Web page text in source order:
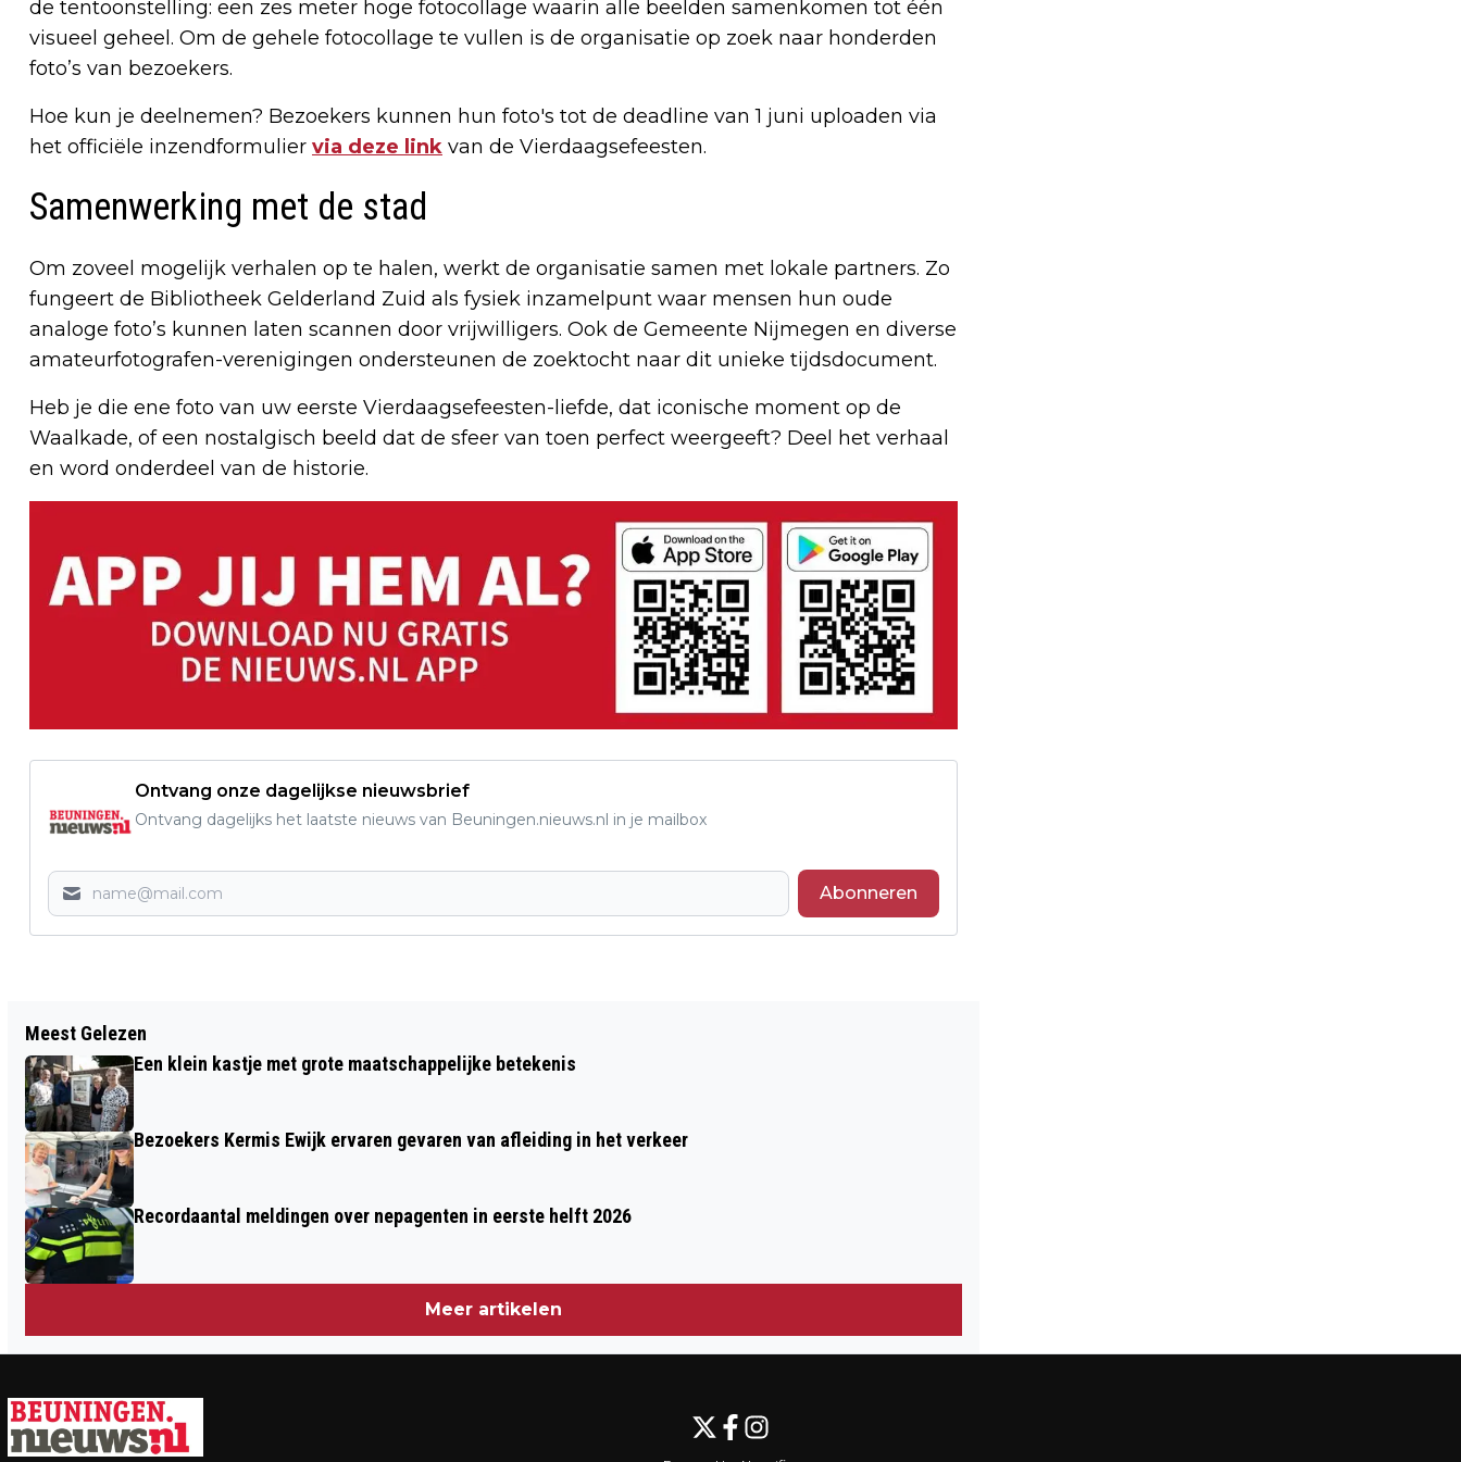
de tentoonstelling: een zes meter hoge fotocollage waarin alle beelden samenkomen tot één
visueel geheel. Om de gehele fotocollage te vullen is de organisatie op zoek naar honderden
foto’s van bezoekers.
Hoe kun je deelnemen? Bezoekers kunnen hun foto's tot de deadline van 1 juni uploaden via
het officiële inzendformulier via deze link van de Vierdaagsefeesten.
Samenwerking met de stad
Om zoveel mogelijk verhalen op te halen, werkt de organisatie samen met lokale partners. Zo
fungeert de Bibliotheek Gelderland Zuid als fysiek inzamelpunt waar mensen hun oude
analoge foto’s kunnen laten scannen door vrijwilligers. Ook de Gemeente Nijmegen en diverse
amateurfotografen-verenigingen ondersteunen de zoektocht naar dit unieke tijdsdocument.
Heb je die ene foto van uw eerste Vierdaagsefeesten-liefde, dat iconische moment op de
Waalkade, of een nostalgisch beeld dat de sfeer van toen perfect weergeeft? Deel het verhaal
en word onderdeel van de historie.
Ontvang onze dagelijkse nieuwsbrief
Ontvang dagelijks het laatste nieuws van Beuningen.nieuws.nl in je mailbox
Abonneren
INGEZONDEN | STIJGENDE
HUIDKANKERINCIDENTIE RICHTING DE
ZOMER VERGROOT BELANG VAN SNELLE
DERMATOLOGISCHE ZORG IN
BEUNINGEN
VERVOER VOOR BEUNINGEN
Meest Gelezen
Een klein kastje met grote maatschappelijke betekenis
Bezoekers Kermis Ewijk ervaren gevaren van afleiding in het verkeer
Recordaantal meldingen over nepagenten in eerste helft 2026
Meer artikelen